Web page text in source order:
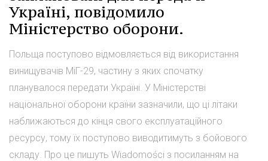
Україні, повідомило
Міністерство оборони.
Польща поступово відмовляється від використання
винищувачів МіГ-29, частину з яких спочатку
планувалося передати Україні. У Міністерстві
національної оборони країни зазначили, що ці літаки
наближаються до кінця свого експлуатаційного
ресурсу, тому їх поступово виводитимуть з бойового
складу. Про це пишуть Wiadomości з посиланням на